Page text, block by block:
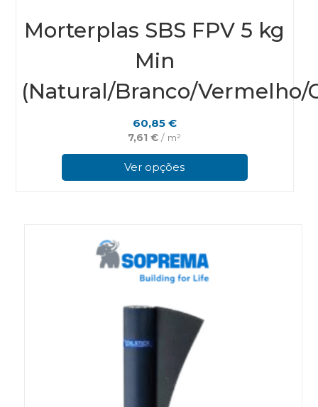
Morterplas SBS FPV 5 kg
Min
(Natural/Branco/Vermelho/
60,85 €
7,61€ / m²
Ver opções